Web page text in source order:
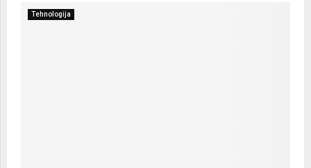
Tehnologija